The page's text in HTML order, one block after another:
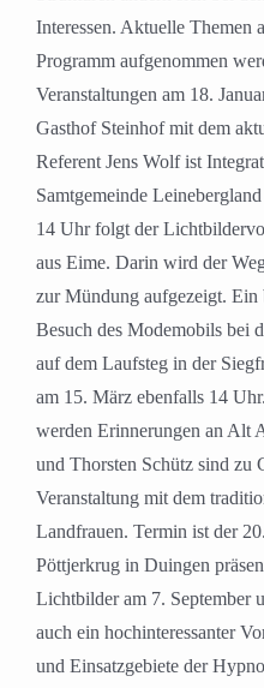
Interessen. Aktuelle Themen
Programm aufgenommen
Veranstaltungen am 18.
Gasthof Steinhof mit dem
Referent Jens Wolf ist
Samtgemeinde
14 Uhr folgt der
aus Eime. Darin wird der
zur Mündung aufgezeigt.
Besuch des Modemobils bei
auf dem Laufsteg in der
am 15. März ebenfalls 14
werden Erinnerungen an Alt
und Thorsten Schütz sind zu
Veranstaltung mit dem
Landfrauen. Termin ist der
Pöttjerkrug in Duingen
Lichtbilder am 7. September
auch ein hochinteressanter
und Einsatzgebiete der